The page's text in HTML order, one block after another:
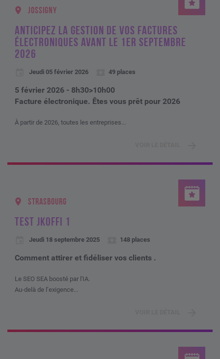
JOSSIGNY
ANTICIPEZ LA GESTION DE VOS FACTURES
ÉLECTRONIQUES AVANT LE 1ER SEPTEMBRE
2026
Jeudi 05 février 2026 49 places
5 février 2026 - 8h30>10h00
Facture électronique. Êtes vous prêt pour 2026
À partir de 2026, toutes les entreprises...
STRASBOURG
TEST JKOFFI 1
Jeudi 18 septembre 2025 148 places
Comment attirer et fidéliser vos clients .
Le SEO SEA boosté par l'IA.
Au-delà de l’exigence...